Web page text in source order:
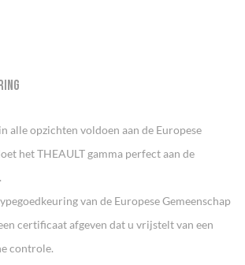
alle opzichten voldoen aan de Europese
het THEAULT gamma perfect aan de
van de Europese Gemeenschap
certificaat afgeven dat u vrijstelt van een
controle.